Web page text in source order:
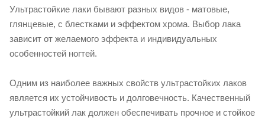
Ультрастойкие лаки бывают разных видов - матовые,
глянцевые, с блестками и эффектом хрома. Выбор лака
зависит от желаемого эффекта и индивидуальных
особенностей ногтей.
Одним из наиболее важных свойств ультрастойких лаков
является их устойчивость и долговечность. Качественный
ультрастойкий лак должен обеспечивать прочное и стойкое